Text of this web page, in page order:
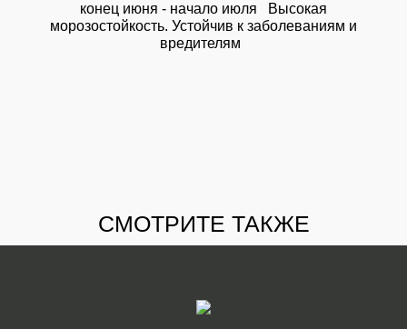
конец июня - начало июля Высокая
морозостойкость. Устойчив к заболеваниям и
вредителям
СМОТРИТЕ ТАКЖЕ